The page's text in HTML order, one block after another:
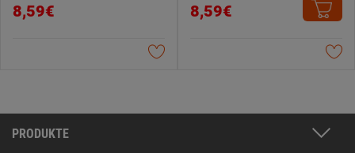
8,59€ 8,59€
PRODUKTE